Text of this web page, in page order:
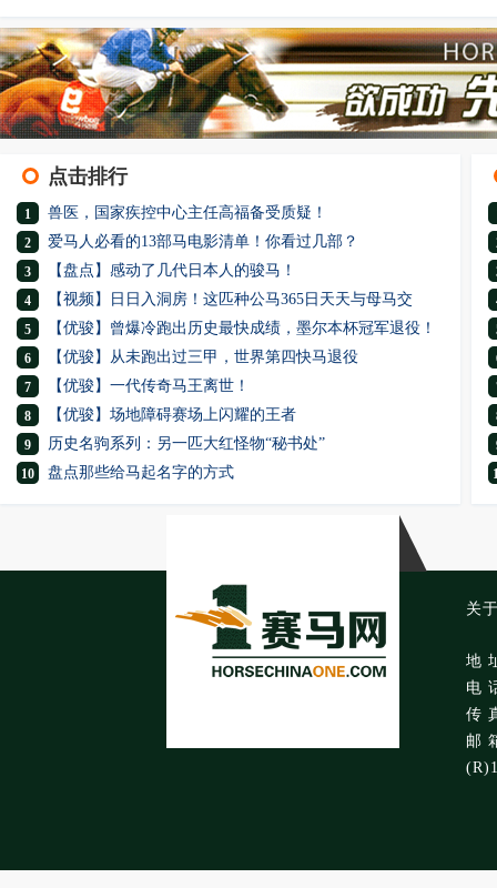
点击排行
1 兽医，国家疾控中心主任高福备受质疑！
2 爱马人必看的13部马电影清单！你看过几部？
3 【盘点】感动了几代日本人的骏马！
4 【视频】日日入洞房！这匹种公马365日天天与母马交
5 【优骏】曾爆冷跑出历史最快成绩，墨尔本杯冠军退役！
6 【优骏】从未跑出过三甲，世界第四快马退役
7 【优骏】一代传奇马王离世！
8 【优骏】场地障碍赛场上闪耀的王者
9 历史名驹系列：另一匹大红怪物“秘书处”
10 盘点那些给马起名字的方式
关
地
电
传
邮